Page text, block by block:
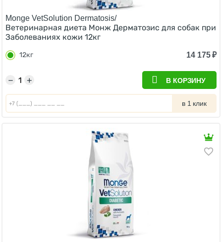
Monge VetSolution Dermatosis/
Ветеринарная диета Монж Дерматозис для собак при
Заболеваниях кожи 12кг
12кг 14 175₽
+
− В КОРЗИНУ
в 1 клик